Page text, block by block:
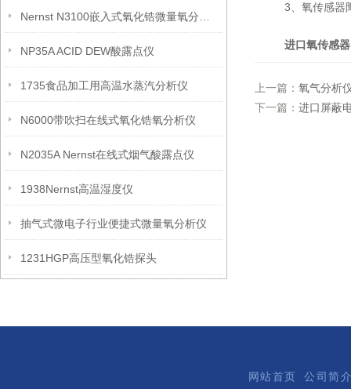
NP35A ACID DEW酸露点仪
1735食品加工用高温水蒸汽分析仪
N6000带吹扫在线式氧化锆氧分析仪
N2035A Nernst在线式烟气酸露点仪
1938Nernst高温湿度仪
抽气式微电子行业便捷式微量氧分析仪
1231HGP高压型氧化锆探头
3、氧传感器
进口氧传感器
上一篇： 氧气分析
下一篇： 进口屏蔽
网站首页 公司简